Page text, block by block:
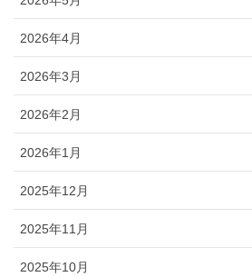
2026年4月
2026年3月
2026年2月
2026年1月
2025年12月
2025年11月
2025年10月